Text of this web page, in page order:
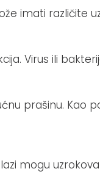
imati različite
Virus ili
prašinu. Kao
mogu